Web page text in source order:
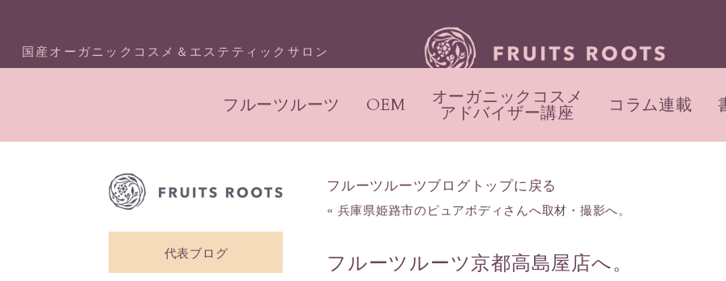
国産オーガニックコスメ＆エステティックサロン
フルーツルーツ OEM オーガニックコスメ
アドバイザー講座 コラム連載
フルーツルーツブログトップに戻る
« 兵庫県姫路市のピュアボディさんへ取材・撮影へ。
フルーツルーツ京都高島屋店へ。
代表ブログ